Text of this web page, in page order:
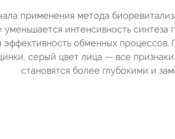
применения метода
уменьшается интенсивность
обменных процессов.
серый цвет лица — все
становятся более глубокими и